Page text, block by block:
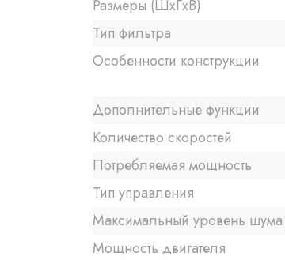
Размеры (ШxГxВ)
Тип фильтра
Особенности конструкции
Дополнительные функции
Количество скоростей
Потребляемая мощность
Тип управления
Максимальный уровень шума
Мощность двигателя